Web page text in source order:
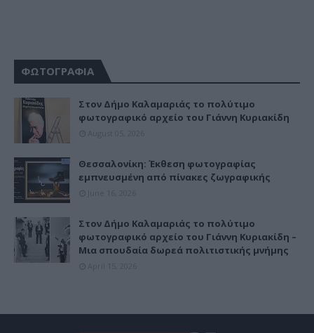
ΦΩΤΟΓΡΑΦΙΑ
Στον Δήμο Καλαμαριάς το πολύτιμο
φωτογραφικό αρχείο του Γιάννη Κυριακίδη
Θεσσαλονίκη: Έκθεση φωτογραφίας
εμπνευσμένη από πίνακες ζωγραφικής
Στον Δήμο Καλαμαριάς το πολύτιμο
φωτογραφικό αρχείο του Γιάννη Κυριακίδη –
Μια σπουδαία δωρεά πολιτιστικής μνήμης